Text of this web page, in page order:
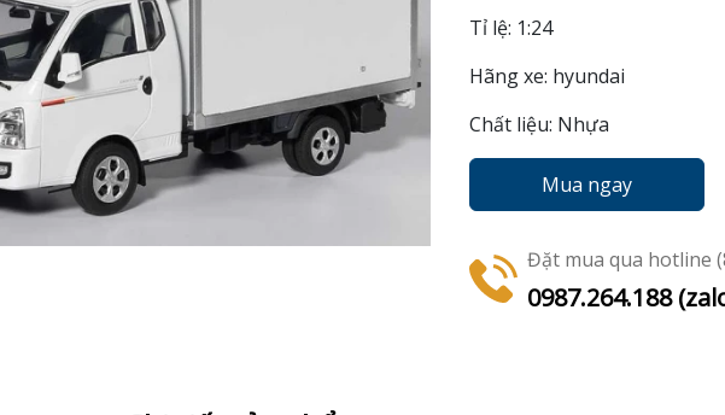
Tỉ lệ: 1:24
Hãng xe: hyundai
Chất liệu: Nhựa
Mua ngay
Đặt mua qua hotline
0987.264.188